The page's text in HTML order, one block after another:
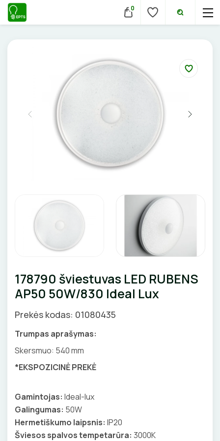
VIDAUS ŠVIESTUVAI
Lubiniai šviestuvai
Pakabinami šviestuvai
Sieniniai šviestuvai
Įmontuojami šviestuvai
Pastatomi šviestuvai
Šviestuvai nuo judesio
Aukštų patalpų šviestuvai
Pirties apšvietimas
Augalų apšvietimas
LAUKO ŠVIESTUVAI
Lubiniai šviestuvai
Pakabinami šviestuvai
Sieniniai šviestuvai
Pastatomi šviestuvai, stulpeliai
Įmontuojami šviestuvai
Gatvių, parkų šviestuvai
APŠVIETIMO SISTEMOS
LED juostų profiliai, priedai
LED juostos
Bėginės apšvietimo sistemos
Tradicinės lempos
Maitinimo šaltiniai
Valdikliai, pulteliai
Judesio davikliai
JUNGIKLIAI, KIŠTUKINIAI LIZDAI
MONTAŽINĖS DĖŽUTĖS
VAMZDŽIAI, GOFROS
ĮKROVIMO SPRENDIMAI
Įkrovimo kabeliai
AUTOMATINIAI JUNGIKLIAI
ATSUKTUVAI
0
178790 šviestuvas LED RUBENS
AP50 50W/830 Ideal Lux
Prekės kodas: 01080435
Trumpas aprašymas:
Skersmuo: 540 mm
*EKSPOZICINĖ PREKĖ
Gamintojas: Ideal-lux
Galingumas: 50W
Hermetiškumo laipsnis: IP20
Šviesos spalvos tempetarūra: 3000K